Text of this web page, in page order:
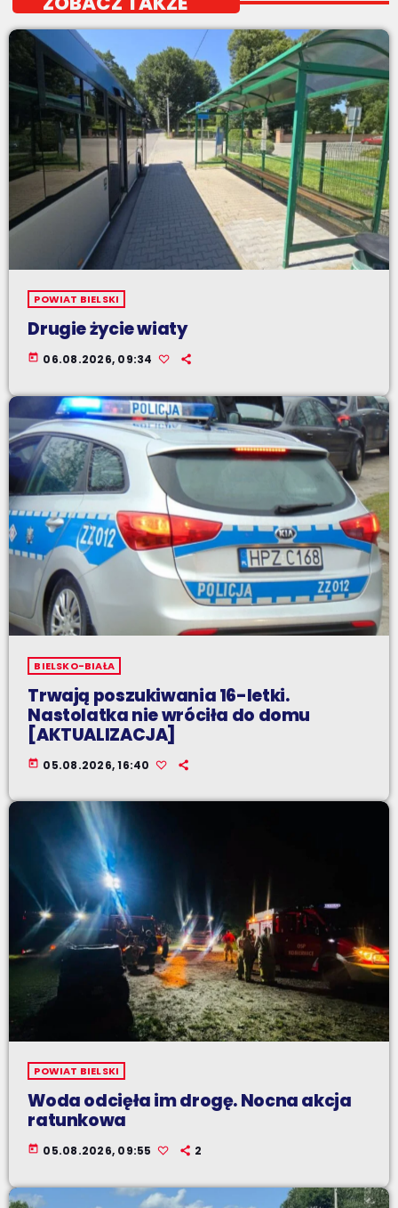
POWIAT BIELSKI
Drugie życie wiaty
today 06.08.2026, 09:34
BIELSKO-BIAŁA
Trwają poszukiwania 16-letki.
Nastolatka nie wróciła do domu
[AKTUALIZACJA]
today 05.08.2026, 16:40
POWIAT BIELSKI
Woda odcięła im drogę. Nocna akcja
ratunkowa
today 05.08.2026, 09:55 2